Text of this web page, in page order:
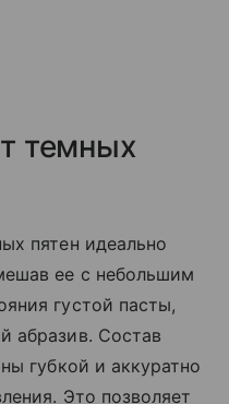
темных
пятен идеально
ее с небольшим
густой пасты,
абразив. Состав
губкой и аккуратно
Это позволяет